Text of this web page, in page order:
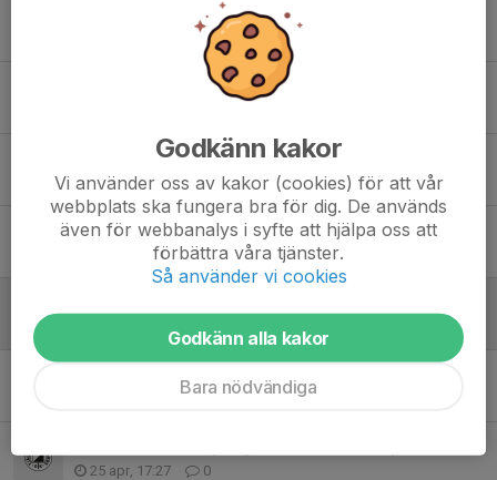
”Badintervaller” tisdag 23/6
0
Sommaravslutning 9/6
Träning 19/5 och U-serien 20/5
13 maj, 17:46 0
U-serien på tisdag 12/5
9 maj, 15:20 0
0
25 apr, 17:27 0
Godkänn kakor
Vi använder oss av kakor (cookies) för att vår
webbplats ska fungera bra för dig. De används
även för webbanalys i syfte att hjälpa oss att
förbättra våra tjänster.
Så använder vi cookies
Godkänn alla kakor
Bara nödvändiga